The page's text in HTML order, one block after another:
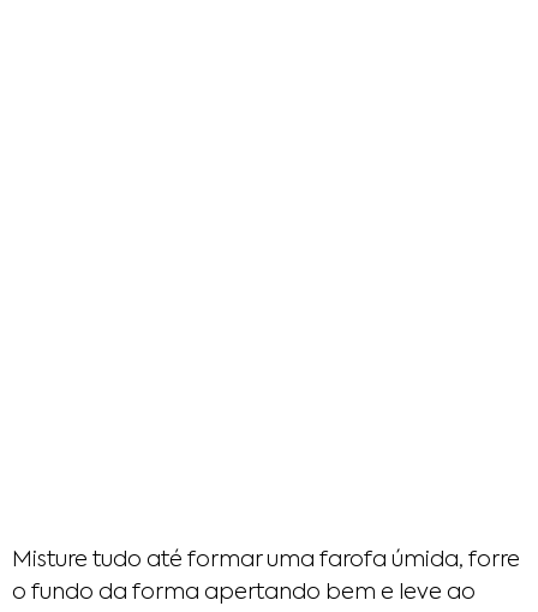
Misture tudo até formar uma farofa úmida, forre
o fundo da forma apertando bem e leve ao